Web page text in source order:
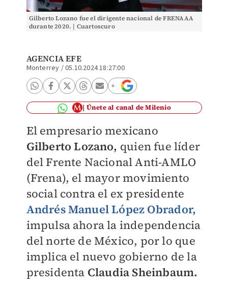
Gilberto Lozano fue el dirigente nacional de FRENAAA
durante 2020. | Cuartoscuro
AGENCIA EFE
Monterrey /05.10.2024 18:27:00
Únete al canal de Milenio
El empresario mexicano
Gilberto Lozano, quien fue líder
del Frente Nacional Anti-AMLO
(Frena), el mayor movimiento
social contra el ex presidente
Andrés Manuel López Obrador,
impulsa ahora la independencia
del norte de México, por lo que
implica el nuevo gobierno de la
presidenta Claudia Sheinbaum.